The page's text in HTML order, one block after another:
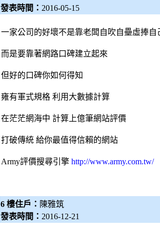
發表時間： 2016-05-15
一家公司的好壞不是靠老闆自吹自壘虛捧自
而是要靠著網路口碑建立起來
但好的口碑你如何得知
雍有軍式規格 利用大數據計算
在茫茫網海中 計算上億筆網站評價
打破傳統 給你最值得信賴的網站
Army評價搜尋引擎 http://www.army.com.tw/
6 樓住戶： 陳雅筑
發表時間： 2016-12-21